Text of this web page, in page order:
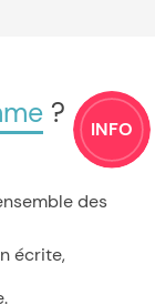
?
des
écrite,
INFO